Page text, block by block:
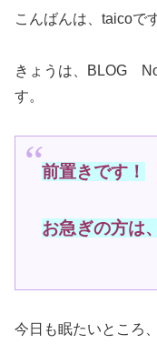
こんばんは、taicoで
きょうは、BLOG
す。
前置きです！
お急ぎの方は
今日も眠たいところ、